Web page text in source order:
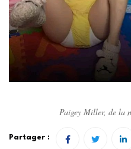
Paigey Miller, de la
Partager :